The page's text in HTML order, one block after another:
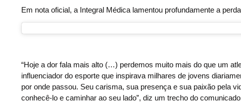
Em nota oficial, a Integral Médica lamentou profundamente a
“Hoje a dor fala mais alto (…) perdemos muito mais do que um
influenciador do esporte que inspirava milhares de jovens
por onde passou. Seu carisma, sua presença e sua paixão pela
conhecê-lo e caminhar ao seu lado”, diz um trecho do